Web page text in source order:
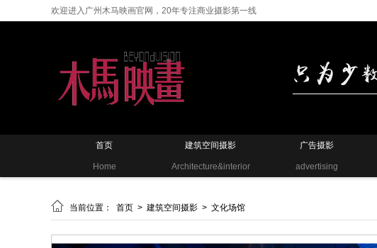
欢迎进入广州木马映画官网，20年专注商业摄影第一线
首页
Home
建筑空间摄影
Architecture&interior
广告摄影
advertising
 当前位置： 首页 > 建筑空间摄影 > 文化场馆